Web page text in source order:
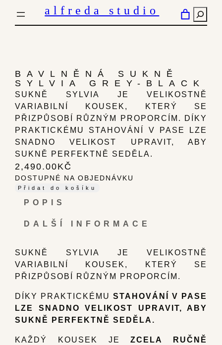
PŘESKOČIT
NA
alfreda studio
BAVLNĚNÁ SUKNĚ
SYLVIA GREY-BLACK
SUKNĚ SYLVIA JE VELIKOSTNĚ
VARIABILNÍ KOUSEK, KTERÝ SE
PŘIZPŮSOBÍ RŮZNÝM PROPORCÍM. DÍKY
PRAKTICKÉMU STAHOVÁNÍ V PASE LZE
SNADNO VELIKOST UPRAVIT, ABY
SUKNĚ PERFEKTNĚ SEDĚLA.
2,490.00KČ
DOSTUPNÉ NA OBJEDNÁVKU
Přidat do košíku
POPIS
DALŠÍ INFORMACE
SUKNĚ SYLVIA JE VELIKOSTNĚ
VARIABILNÍ KOUSEK, KTERÝ SE
PŘIZPŮSOBÍ RŮZNÝM PROPORCÍM.
DÍKY PRAKTICKÉMU STAHOVÁNÍ V PASE
LZE SNADNO VELIKOST UPRAVIT, ABY
SUKNĚ PERFEKTNĚ SEDĚLA.
KAŽDÝ KOUSEK JEZCELA RUČNĚ